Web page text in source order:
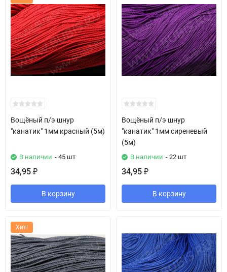
Вощёный п/э шнур
"канатик" 1мм красный (5м)
В наличии - 45 шт
34,95 ₽
В корзину
Вощёный п/э шнур
"канатик" 1мм сиреневый
(5м)
В наличии - 22 шт
34,95 ₽
В корзину
Хит!